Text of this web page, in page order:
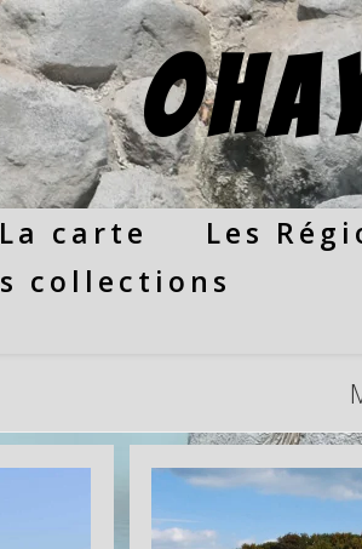
La carte Les
collections